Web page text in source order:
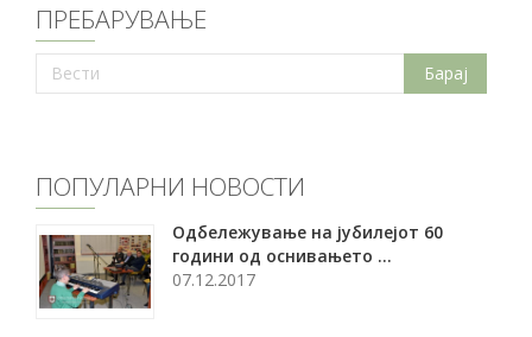
ПРЕБАРУВАЊЕ
ПОПУЛАРНИ НОВОСТИ
Oдбележување на јубилејот 60
години од оснивањето ...
07.12.2017